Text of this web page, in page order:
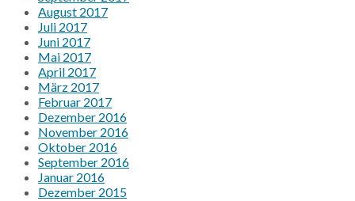
August 2017
Juli 2017
Juni 2017
Mai 2017
April 2017
März 2017
Februar 2017
Dezember 2016
November 2016
Oktober 2016
September 2016
Januar 2016
Dezember 2015